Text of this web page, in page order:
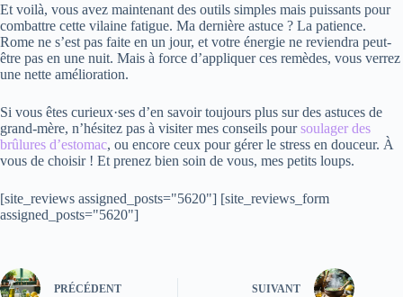
Et voilà, vous avez maintenant des outils simples mais puissants pour
combattre cette vilaine fatigue. Ma dernière astuce ? La patience.
Rome ne s’est pas faite en un jour, et votre énergie ne reviendra peut-
être pas en une nuit. Mais à force d’appliquer ces remèdes, vous verrez
une nette amélioration.
Si vous êtes curieux·ses d’en savoir toujours plus sur des astuces de
grand-mère, n’hésitez pas à visiter mes conseils poursoulager des
brûlures d’estomac, ou encore ceux pour gérer le stress en douceur. À
vous de choisir ! Et prenez bien soin de vous, mes petits loups.
[site_reviews assigned_posts="5620"] [site_reviews_form
assigned_posts="5620"]
PRÉCÉDENT SUIVANT